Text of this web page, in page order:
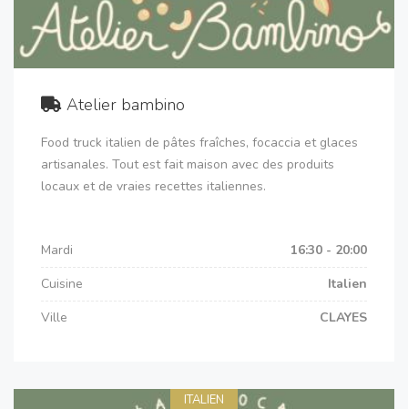
Atelier bambino
Food truck italien de pâtes fraîches, focaccia et glaces
artisanales. Tout est fait maison avec des produits
locaux et de vraies recettes italiennes.
Mardi
16:30 - 20:00
Cuisine
Italien
Ville
CLAYES
ITALIEN